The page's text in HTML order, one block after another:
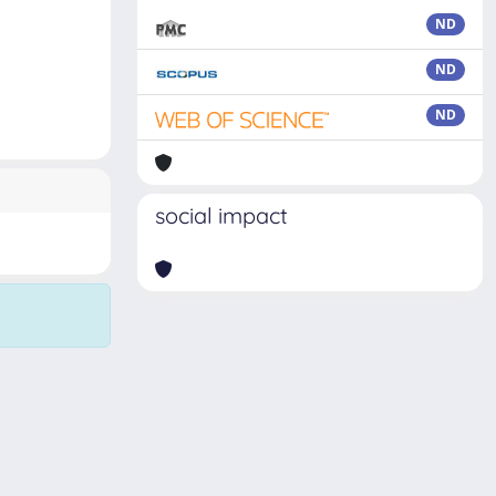
ND
ND
ND
social impact